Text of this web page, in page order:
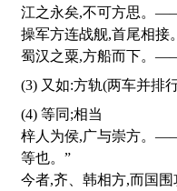
江之永矣,不可方思。——
操军方连战舰,首尾相
蜀汉之粟,方船而下。
(3) 又如:方轨(两车并
(4) 等同;相当
梓人为侯,广与崇方。
等也。”
今者,齐、韩相方,而国